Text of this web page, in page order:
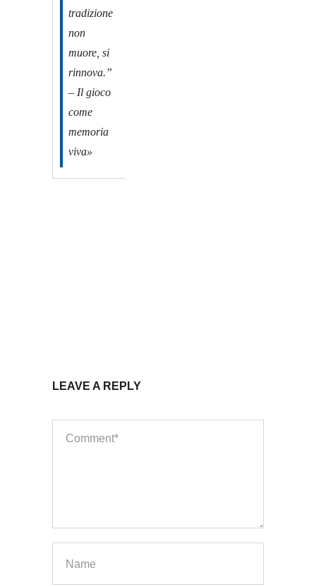
tradizione
non
muore, si
rinnova.”
– Il gioco
come
memoria
viva
LEAVE A REPLY